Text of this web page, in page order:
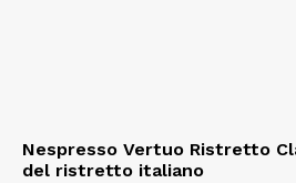
Nespresso Vertuo Ristretto
del ristretto italiano